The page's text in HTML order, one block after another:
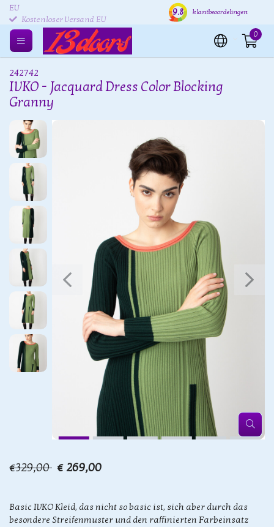
EU
Versand innerhalb von 24
9.8 klantbeoordelingen
0
242742
IVKO - Jacquard Dress Color Blocking
Granny
€329,00 € 269,00
Basic IVKO Kleid, das nicht so basic ist, sich aber durch das
besondere Streifenmuster und den raffinierten Farbeinsatz